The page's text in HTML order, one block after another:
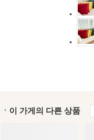
ㆍ이 가게의 다른 상품